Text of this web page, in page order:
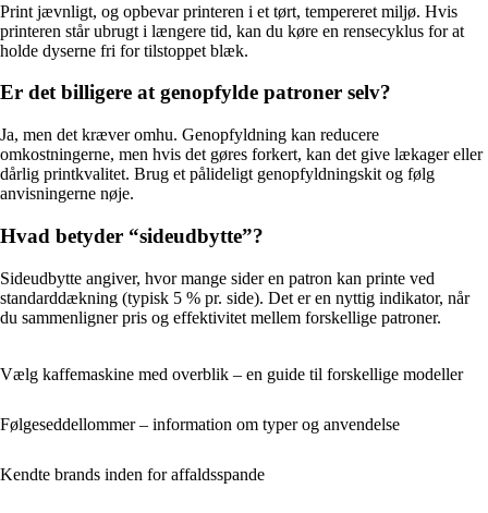
Print jævnligt, og opbevar printeren i et tørt, tempereret miljø. Hvis
printeren står ubrugt i længere tid, kan du køre en rensecyklus for at
holde dyserne fri for tilstoppet blæk.
Er det billigere at genopfylde patroner selv?
Ja, men det kræver omhu. Genopfyldning kan reducere
omkostningerne, men hvis det gøres forkert, kan det give lækager eller
dårlig printkvalitet. Brug et pålideligt genopfyldningskit og følg
anvisningerne nøje.
Hvad betyder “sideudbytte”?
Sideudbytte angiver, hvor mange sider en patron kan printe ved
standarddækning (typisk 5 % pr. side). Det er en nyttig indikator, når
du sammenligner pris og effektivitet mellem forskellige patroner.
Vælg kaffemaskine med overblik – en guide til forskellige modeller
Følgeseddellommer – information om typer og anvendelse
Kendte brands inden for affaldsspande